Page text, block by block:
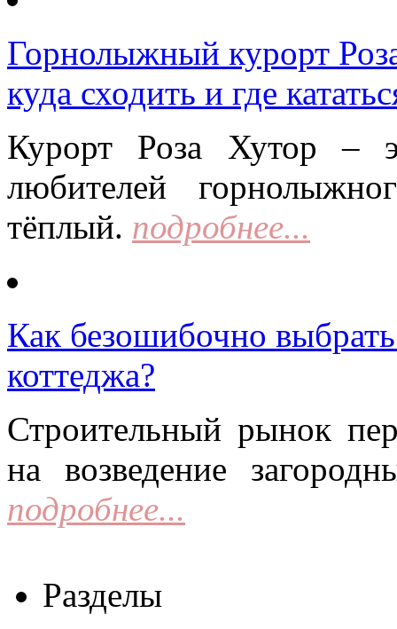
Горнолыжный курорт
куда сходить и где
Курорт Роза Хутор –
любителей
тёплый. подробнее...
Как безошибочно
коттеджа?
Строительный рынок
на возведение
подробнее...
Разделы